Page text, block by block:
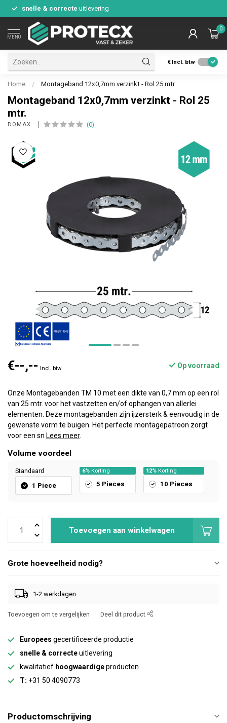
snelle & correcte uitlevering
MENU
0
€ Incl. btw
Home / Montageband 12x0,7mm verzinkt - Rol 25 mtr.
Montageband 12x0,7mm verzinkt - Rol 25
mtr.
DOMAX (0)
€--,-- Incl. btw Op voorraad
Onze Montagebanden TM 10 met een dikte van 0,7 mm op een rol
van 25 mtr. voor het vastzetten en/of ophangen van allerlei
elementen. Deze montagebanden zijn ijzersterk & eenvoudig in de
gewenste vorm te buigen. Het perfecte montagepatroon zorgt
voor een sn Lees meer.
Volume voordeel
Standaard
1 Piece
6%Korting
5 Pieces
12% Korting
10 Pieces
Toevoegen aan winkelwagen
Grote hoeveelheid nodig?
1-2 werkdagen
Toevoegen om te vergelijken Deel dit product
Europees gecertificeerde productie
snelle & correcteuitlevering
kwalitatief hoogwaardigeproducten
T: +31 50 4090773
Productomschrijving